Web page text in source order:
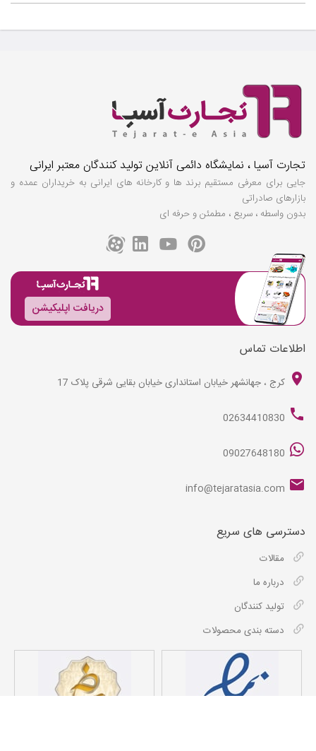
تجارت آسیا ، نمایشگاه دائمی آنلاین تولید کنندگان معتبر ایرانی
جایی برای معرفی مستقیم برند ها و کارخانه های ایرانی به خریداران عمده و
بازارهای صادراتی
بدون واسطه ، سریع ، مطمئن و حرفه ای
دریافت اپلیکیشن
اطلاعات تماس
کرج ، جهانشهر خیابان استانداری خیابان بقایی شرقی پلاک 17
02634410830
09027648180
info@tejaratasia.com
دسترسی های سریع
مقالات
درباره ما
تولید کنندگان
دسته بندی محصولات